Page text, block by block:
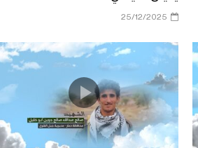
25/12/2025